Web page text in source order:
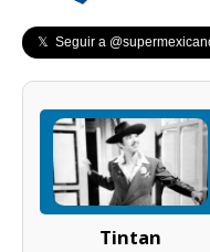
𝕏 Seguir a
Tintan